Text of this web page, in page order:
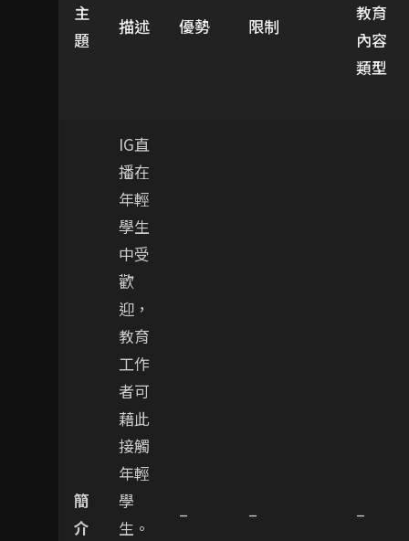
主
題
描述 優勢 限制
教育
內容
類型
簡
介
IG直
播在
年輕
學生
中受
歡
迎，
教育
工作
者可
藉此
接觸
年輕
學
生。
– – –